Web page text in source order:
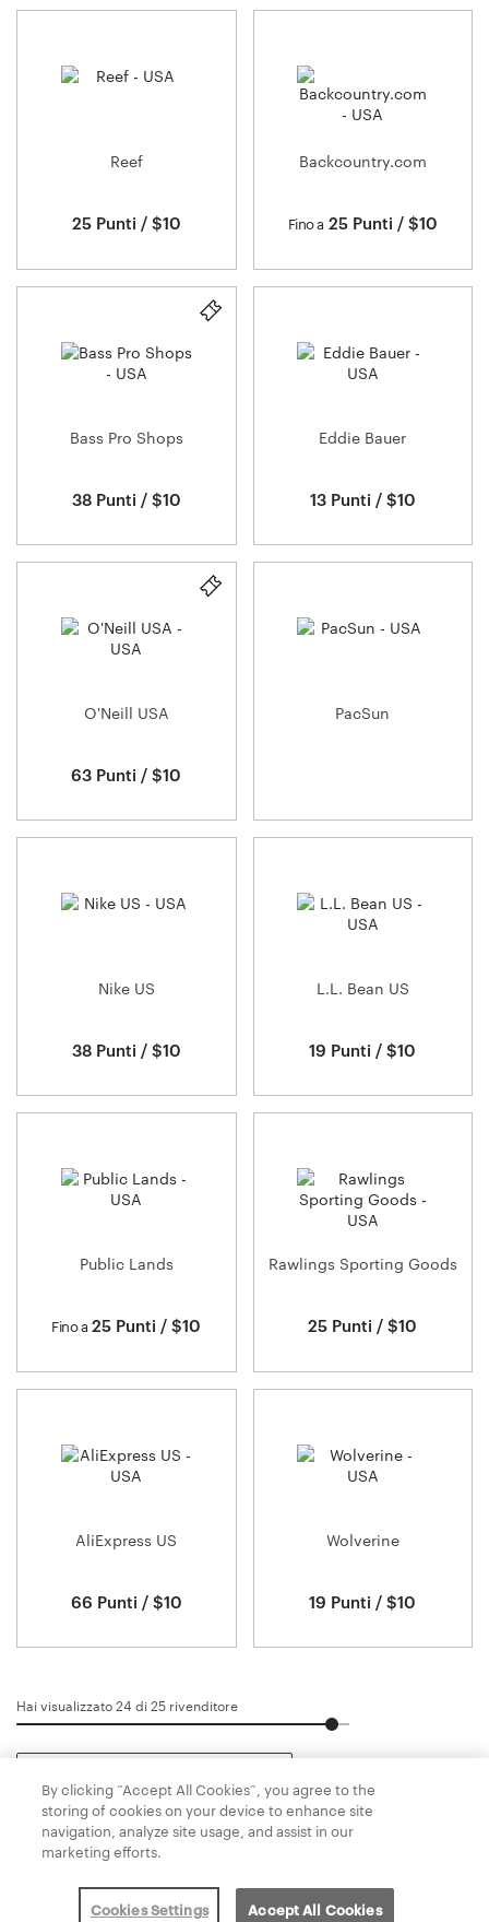
Reef
25 Punti / $10
Backcountry.com
Fino a 25 Punti / $10
Bass Pro Shops
38 Punti / $10
Eddie Bauer
13 Punti / $10
O'Neill USA
63 Punti / $10
PacSun
Nike US
38 Punti / $10
L.L. Bean US
19 Punti / $10
Public Lands
Fino a 25 Punti / $10
Rawlings Sporting Goods
25 Punti / $10
AliExpress US
66 Punti / $10
Wolverine
19 Punti / $10
Hai visualizzato 24 di 25 rivenditore
Informativa sulla privacy
Powered byValuedynamx
By clicking “Accept All Cookies”, you agree to the
storing of cookies on your device to enhance site
navigation, analyze site usage, and assist in our
marketing efforts.
Cookies Settings Accept All Cookies